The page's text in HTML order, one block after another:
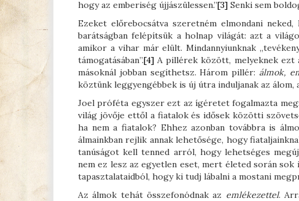
hogy az emberiség újjászülessen.”[3] Senki sem
Ezeket előrebocsátva szeretném elmondani
barátságban felépítsük a holnap világát: azt a
amikor a vihar már elült. Mindannyiunknak
támogatásában”.[4] A pillérek között, melyeknek ezt
másoknál jobban segíthetsz. Három pillér:álmok,
köztünk leggyengébbek is új útra induljanak az álom,
Joel próféta egyszer ezt az ígéretet fogalmazta
világ jövője ettől a fiatalok és idősek közötti
ha nem a fiatalok? Ehhez azonban továbbra is
álmainkban rejlik annak lehetősége, hogy
tanúságot kell tenned arról, hogy lehetséges
nem ez lesz az egyetlen eset, mert életed során
tapasztalataidból, hogy ki tudj lábalni a mostani
Az álmok tehát összefonódnak az emlékezettel.